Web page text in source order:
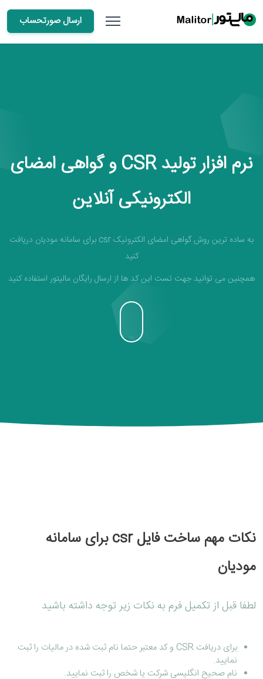
ارسال صورتحساب
نرم افزار تولید CSR و گواهی امضای
الکترونیکی آنلاین
به ساده ترین روش گواهی امضای الکترونیک csr برای سامانه مودیان دریافت
کنید
همچنین می توانید جهت تست این کد ها از ارسال رایگان مالیتور استفاده کنید
نکات مهم ساخت فایل csr برای سامانه
مودیان
لطفا قبل از تکمیل فرم به نکات زیر توجه داشته باشید
برای دریافت CSR و کد معتبر حتما نام ثبت شده در مالیات را ثبت
نمایید.
نام صحیح انگلیسی شرکت یا شخص را ثبت نمایید.